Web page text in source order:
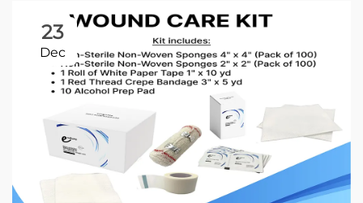
23
Dec